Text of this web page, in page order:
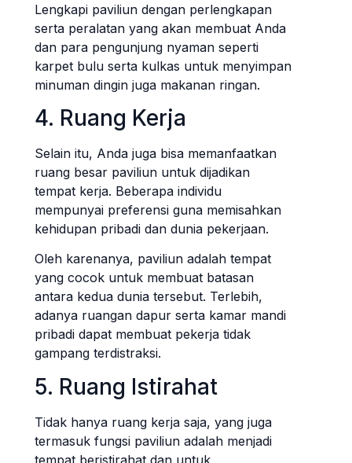
Lengkapi paviliun dengan perlengkapan
serta peralatan yang akan membuat Anda
dan para pengunjung nyaman seperti
karpet bulu serta kulkas untuk menyimpan
minuman dingin juga makanan ringan.
4. Ruang Kerja
Selain itu, Anda juga bisa memanfaatkan
ruang besar paviliun untuk dijadikan
tempat kerja. Beberapa individu
mempunyai preferensi guna memisahkan
kehidupan pribadi dan dunia pekerjaan.
Oleh karenanya, paviliun adalah tempat
yang cocok untuk membuat batasan
antara kedua dunia tersebut. Terlebih,
adanya ruangan dapur serta kamar mandi
pribadi dapat membuat pekerja tidak
gampang terdistraksi.
5. Ruang Istirahat
Tidak hanya ruang kerja saja, yang juga
termasuk fungsi paviliun adalah menjadi
tempat beristirahat dan untuk